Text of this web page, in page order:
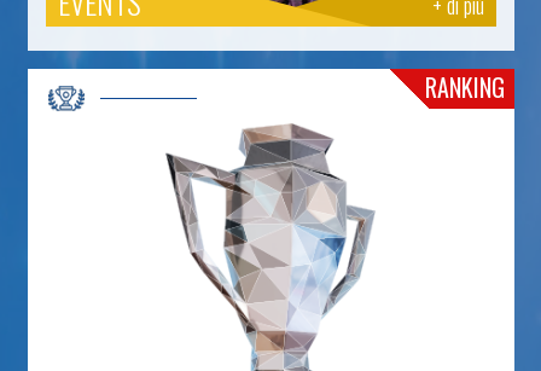
RANKING